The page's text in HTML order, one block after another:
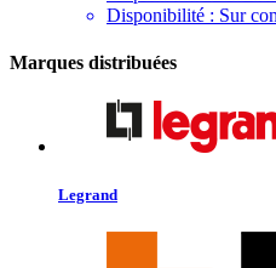
Disponibilité : Sur
Marques distribuées
Legrand